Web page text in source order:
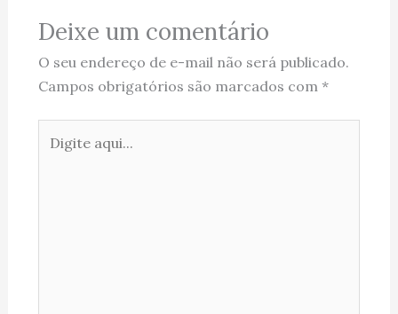
Deixe um comentário
O seu endereço de e-mail não será publicado.
Campos obrigatórios são marcados com *
aqui...